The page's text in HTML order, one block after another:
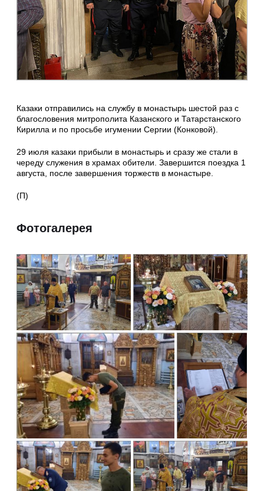
Казаки отправились на службу в монастырь шестой раз с
благословения митрополита Казанского и Татарстанского
Кирилла и по просьбе игумении Сергии (Конковой).
29 июля казаки прибыли в монастырь и сразу же стали в
череду служения в храмах обители. Завершится поездка 1
августа, после завершения торжеств в монастыре.
(П)
Фотогалерея